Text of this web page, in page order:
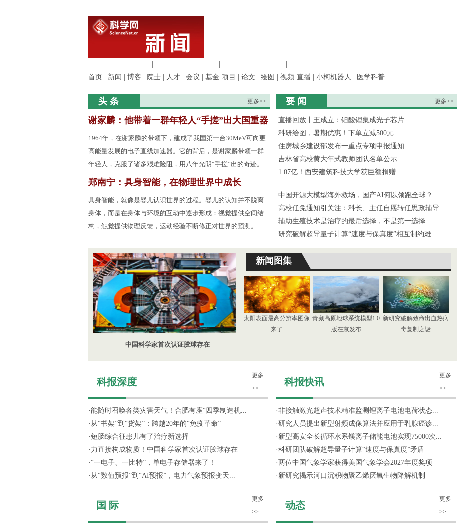
首页
新闻 博客 院士 人才 会议 基金·项目 论文 绘图 视频·直播 小柯机器人 医学科普
头 条 更多>>
谢家麟：他带着一群年轻人“手搓”出大国重器
1964年，在谢家麟的带领下，建成了我国第一台30MeV可向更
高能量发展的电子直线加速器。它的背后，是谢家麟带领一群
年轻人，克服了诸多艰难险阻，用八年光阴“手搓”出的奇迹。
郑南宁：具身智能，在物理世界中成长
具身智能，就像是婴儿认识世界的过程。婴儿的认知并不脱离
身体，而是在身体与环境的互动中逐步形成：视觉提供空间结
构，触觉提供物理反馈，运动经验不断修正对世界的预测。
要 闻 更多>>
·直播回放丨王成立：钽酸锂集成光子芯片
·科研绘图，暑期优惠！下单立减500元
·住房城乡建设部发布一重点专项申报通知
·吉林省高校黄大年式教师团队名单公示
· 1.07亿！西安建筑科技大学获巨额捐赠
·中国开源大模型海外救场，国产AI何以领跑全球？
· 高校任免通知引关注：科长、主任自愿转任思政辅导...
·辅助生殖技术是治疗的最后选择，不是第一选择
·研究破解超导量子计算“速度与保真度”相互制约难...
中国科学家首次认证胶球存在
新闻图集
太阳表面最高分辨率图像
来了
青藏高原地球系统模型1.0
版在京发布
新研究破解致命出血热病
毒复制之谜
科报深度
更多
>>
·能随时召唤各类灾害天气！合肥有座“四季制造机...
· 从“书架”到“货架”：跨越20年的“免疫革命”
· 短肠综合征患儿有了治疗新选择
· 力直接构成物质！中国科学家首次认证胶球存在
·“一电子、一比特”，单电子存储器来了！
· 从“数值预报”到“AI预报”，电力气象预报变天...
国 际
更多
>>
科报快讯
更多
>>
·非接触激光超声技术精准监测锂离子电池电荷状态...
·研究人员提出新型射频成像算法并应用于乳腺癌诊...
· 新型高安全长循环水系镁离子储能电池实现75000次...
·科研团队破解超导量子计算“速度与保真度”矛盾
· 两位中国气象学家获得美国气象学会2027年度奖项
· 新研究揭示河口沉积物聚乙烯厌氧生物降解机制
动态
更多
>>